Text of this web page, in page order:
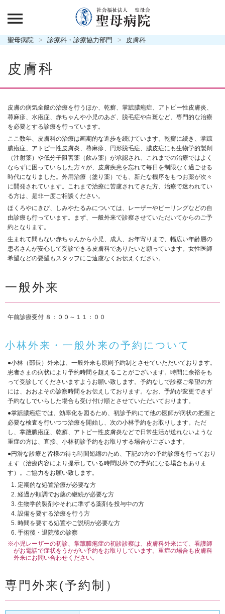
聖母病院 診療科・診療協力部門 皮膚科
皮膚科
皮膚の病気全般の治療を行うほか、乾癬、掌蹠膿疱症、アトピー性皮膚炎、
蕁麻疹、水疱症、赤ちゃんや小児のあざ、脱毛症や白斑など、専門的な治療
を必要とする診療を行っています。
ここ数年、皮膚科の治療は画期的な進歩を続けています。乾癬に続き、掌蹠
膿疱症、アトピー性皮膚炎、蕁麻疹、円形脱毛症、膿皮症にも生物学的製剤
（注射薬）や低分子阻害薬（飲み薬）が承認され、これまでの治療ではよく
ならずに困っていらした方々が、皮膚疾患を忘れて毎日を制限なく過ごせる
時代になりました。外用治療（塗り薬）でも、新たな機序をもつお薬が次々
に開発されています。これまで治療に苦慮されてきた方、治療で迷われてい
る方は、是非一度ご相談ください。
ほくろやにきび、しみやたるみについては、レーザーやピーリングなどの自
由診療も行っています。まず、一般外来で診察させていただいてからのご予
約となります。
生まれて間もない赤ちゃんから小児、成人、お年寄りまで、幅広い年齢層の
患者さんが安心して受診できる皮膚科でありたいと願っています。女性医師
希望などの要望もスタッフにご遠慮なくお伝えください。
一般外来
午前診療受付 ８：００～１１：００
小林外来・一般外来の予約について
●小林（部長）外来は、一般外来も原則予約制とさせていただいております。
患者さまの病状により予約時間を超えることがございます。時間に余裕をも
って受診してくださいますようお願い致します。予約なしで診察ご希望の方
には、おおよその診察時間をお伝えしております。なお、予約が変更できず
予約なしでいらした場合も受け付け順とさせていただいております。
●掌蹠膿疱症では、効率化を図るため、初診予約にて他の医師が病状の把握と
必要な検査を行いつつ治療を開始し、次の小林予約をお取りします。ただ
し、掌蹠膿疱症、乾癬、アトピー性皮膚炎などで日常生活が送れないような
重症の方は、直接、小林初診予約をお取りする場合がございます。
●円滑な診療と皆様の待ち時間短縮のため、下記の方の予約診療を行っており
ます（治療内容により提示している時間以外での予約になる場合もありま
す）。ご協力をお願い致します。
定期的な処置治療が必要な方
経過が順調でお薬の継続が必要な方
生物学的製剤やそれに準ずる薬剤を投与中の方
設備を要する治療を行う方
時間を要する処置やご説明が必要な方
手術後・退院後の診察
※小児レーザーの初診、掌蹠膿疱症の初診診察は、皮膚科外来にて、看護師
がお電話で症状をうかがい予約をお取りしています。重症の場合も皮膚科
外来にお問い合わせください。
専門外来(予約制）